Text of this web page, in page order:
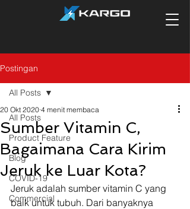
Postingan
All Posts
Product Feature
Blog
COVID-19
Commercial
All Posts
Sumber Vitamin C,
Bagaimana Cara Kirim
Jeruk ke Luar Kota?
20 Okt 2020 4 menit membaca
Jeruk adalah sumber vitamin C yang
baik untuk tubuh. Dari banyaknya